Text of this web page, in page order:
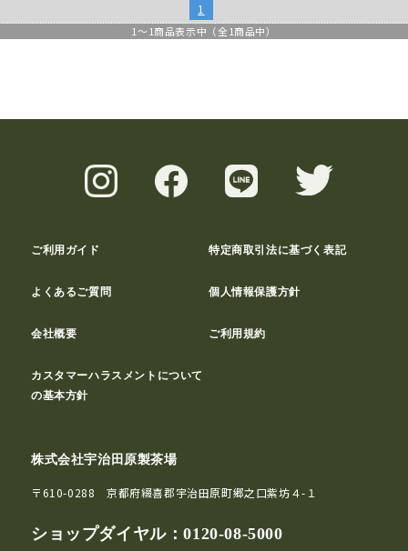
1
1 ～ 1商品表示中（全 1商品中）
ご利用ガイド 特定商取引法に基づく表記
よくあるご質問 個人情報保護方針
会社概要 ご利用規約
カスタマーハラスメントについて
の基本方針
株式会社宇治田原製茶場
〒610-0288 京都府綴喜郡宇治田原町郷之口紫坊４-１
ショップダイヤル：0120-08-5000